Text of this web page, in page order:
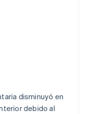
disminuyó en
debido al